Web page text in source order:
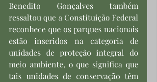
Benedito Gonçalves também
ressaltou que a Constituição Federal
reconhece que os parques nacionais
estão inseridos na categoria de
unidades de proteção integral do
meio ambiente, o que significa que
tais unidades de conservação têm